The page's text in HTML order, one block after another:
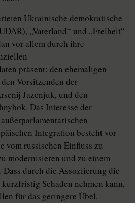
Ukrainische demokratische
„Vaterland“ und „Freiheit“
vor allem durch ihre
präsent: den ehemaligen
Vorsitzenden der
Jazenjuk, und den
Das Interesse der
Integration besteht vor
vom russischen Einfluss zu
modernisieren und zu einem
Dass durch die Assoziierung die
Schaden nehmen kann,
für das geringere Übel.